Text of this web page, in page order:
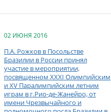
02 ИЮНЯ 2016
П.А. Рожков в Посольстве
Бразилии в России принял
участие в мероприятии,
посвященном XXXI Олимпийским
и XV Паралимпийским летним
играм в г.Рио-де-Жанейро, от
имени Чрезвычайного и